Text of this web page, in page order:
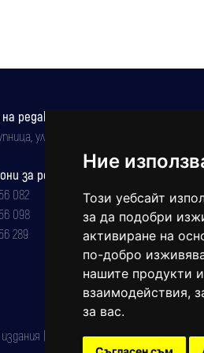
Ние
Този уебсайт
за да подобри
активиране на
по-добро
нашите продукти
взаимодействия,
за вас.
редакцията
ул.''Христо Ботев" 43
за реклама и абонаменти
082
098
289
(Българска национална агенция за